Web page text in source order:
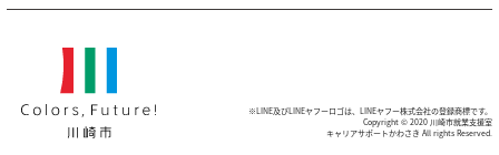
※LINE及びLINEヤフーロゴは、LINEヤフー株式会社の登録商標です。
Copyright © 2020 川崎市就業支援室
キャリアサポートかわさき All rights Reserved.